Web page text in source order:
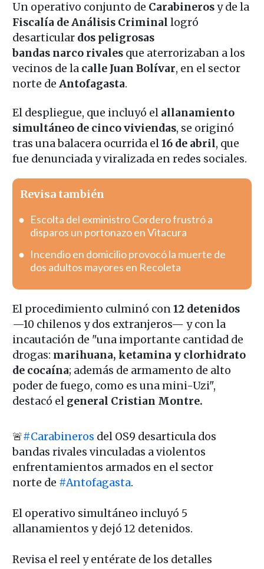
Un operativo conjunto de Carabinerosy de la
Fiscalía de Análisis Criminal logró
desarticular dos peligrosas
bandas narco rivalesque aterrorizaban a los
vecinos de la calle Juan Bolívar, en el sector
norte de Antofagasta.
El despliegue, que incluyó el allanamiento
simultáneo de cinco viviendas, se originó
tras una balacera ocurrida el16 de abril, que
fue denunciada y viralizada en redes sociales.
Revisa también
Escolta del exministro Cordero frustró a
disparos un portonazo en Vitacura
Incendio en domicilio provocó la muerte de
dos adultos mayores en Recoleta
El procedimiento culminó con12 detenidos
—10 chilenos y dos extranjeros— y con la
incautación de "una importante cantidad de
drogas: marihuana, ketamina y clorhidrato
de cocaína; además de armamento de alto
poder de fuego, como es una mini-Uzi",
destacó el general Cristian Montre.
🚨#Carabineros del OS9 desarticula dos
bandas rivales vinculadas a violentos
enfrentamientos armados en el sector
norte de #Antofagasta.
El operativo simultáneo incluyó 5
allanamientos y dejó 12 detenidos.
Revisa el reel y entérate de los detalles